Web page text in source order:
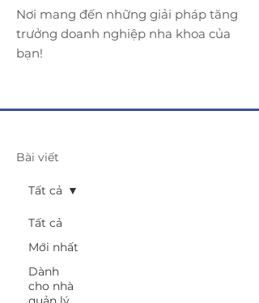
Nơi mang đến những giải pháp tăng
trưởng doanh nghiệp nha khoa của
bạn!
Bài viết
Tất cả
Mới nhất
Dành
cho nhà
Tất cả